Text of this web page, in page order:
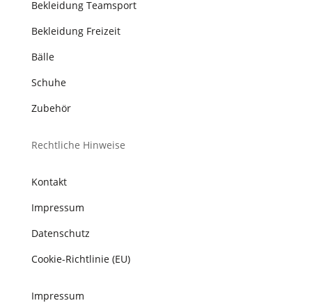
Bekleidung Teamsport
Bekleidung Freizeit
Bälle
Schuhe
Zubehör
Rechtliche Hinweise
Kontakt
Impressum
Datenschutz
Cookie-Richtlinie (EU)
Impressum